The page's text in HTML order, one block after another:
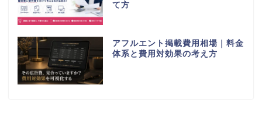
て方
アフルエント掲載費用相場｜料金
体系と費用対効果の考え方